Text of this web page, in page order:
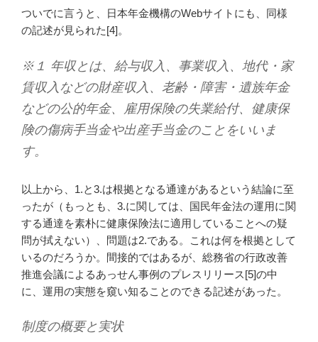
ついでに言うと、日本年金機構のWebサイトにも、同様
の記述が見られた[4]。
※１ 年収とは、給与収入、事業収入、地代・家
賃収入などの財産収入、老齢・障害・遺族年金
などの公的年金、雇用保険の失業給付、健康保
険の傷病手当金や出産手当金のことをいいま
す。
以上から、1.と3.は根拠となる通達があるという結論に至
ったが（もっとも、3.に関しては、国民年金法の運用に関
する通達を素朴に健康保険法に適用していることへの疑
問が拭えない）、問題は2.である。これは何を根拠として
いるのだろうか。間接的ではあるが、総務省の行政改善
推進会議によるあっせん事例のプレスリリース[5]の中
に、運用の実態を窺い知ることのできる記述があった。
制度の概要と実状